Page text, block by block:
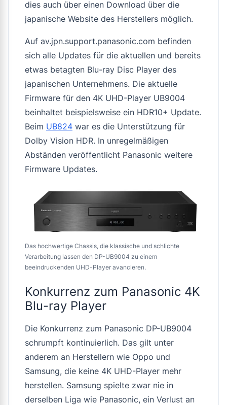
dies auch über einen Download über die
japanische Website des Herstellers möglich.
Auf av.jpn.support.panasonic.com befinden
sich alle Updates für die aktuellen und bereits
etwas betagten Blu-ray Disc Player des
japanischen Unternehmens. Die aktuelle
Firmware für den 4K UHD-Player UB9004
beinhaltet beispielsweise ein HDR10+ Update.
Beim UB824 war es die Unterstützung für
Dolby Vision HDR. In unregelmäßigen
Abständen veröffentlicht Panasonic weitere
Firmware Updates.
Das hochwertige Chassis, die klassische und schlichte
Verarbeitung lassen den DP-UB9004 zu einem
beeindruckenden UHD-Player avancieren.
Konkurrenz zum Panasonic 4K
Blu-ray Player
Die Konkurrenz zum Panasonic DP-UB9004
schrumpft kontinuierlich. Das gilt unter
anderem an Herstellern wie Oppo und
Samsung, die keine 4K UHD-Player mehr
herstellen. Samsung spielte zwar nie in
derselben Liga wie Panasonic, ein Verlust an